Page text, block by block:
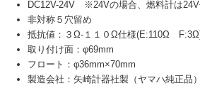
DC12V-24V ※24Vの場合、燃料計は24V
非対称５穴留め
抵抗値：３Ω-１１０Ω仕様(E:110Ω
取り付け面：φ69mm
フロート：φ36mm×70mm
製造会社：矢崎計器社製（ヤマハ純正品